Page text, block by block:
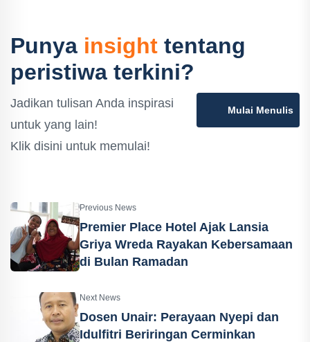
Punya insight tentang
peristiwa terkini?
Jadikan tulisan Anda inspirasi
untuk yang lain!
Klik disini untuk memulai!
Mulai Menulis
Previous News
Premier Place Hotel Ajak Lansia
Griya Wreda Rayakan Kebersamaan
di Bulan Ramadan
Next News
Dosen Unair: Perayaan Nyepi dan
Idulfitri Beriringan Cerminkan